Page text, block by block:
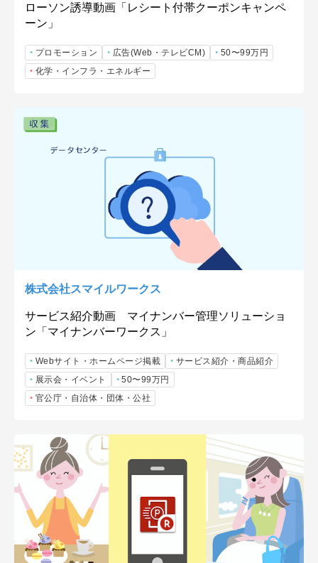
ローソン誘導動画「レシート付帯クーポンキャンペ
ーン」
プロモーション 広告(Web・テレビCM)
50〜99万円
化学・インフラ・エネルギー
株式会社スマイルワークス
サービス紹介動画 マイナンバー管理ソリューショ
ン「マイナンバーワークス」
Webサイト・ホームページ掲載
サービス紹介・商品紹介
展示会・イベント
50〜99万円
官公庁・自治体・団体・公社